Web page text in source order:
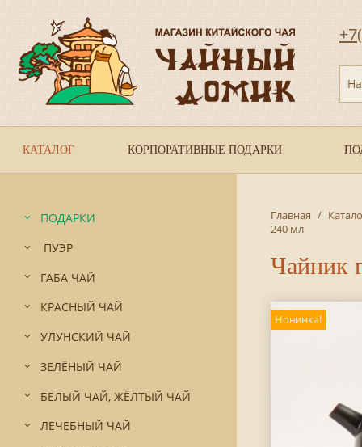
КАТАЛОГ КОРПОРАТИВНЫЕ ПОДАРКИ
ПОДАРКИ
ПУЭР
ГАБА ЧАЙ
КРАСНЫЙ ЧАЙ
УЛУНСКИЙ ЧАЙ
ЗЕЛЁНЫЙ ЧАЙ
БЕЛЫЙ ЧАЙ, ЖЁЛТЫЙ ЧАЙ
ЛЕЧЕБНЫЙ ЧАЙ
Главная /
240 мл
Чайник
Новинка!